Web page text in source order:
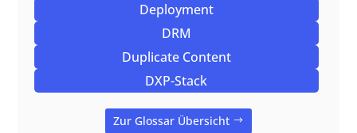
Deployment
DRM
Duplicate Content
DXP-Stack
Zur Glossar Übersicht